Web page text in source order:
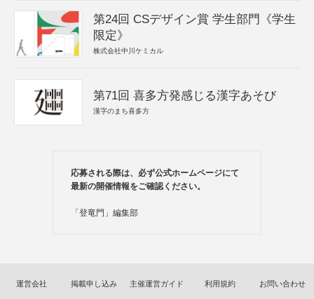
第24回 CSデザイン賞 学生部門《学生
限定》
株式会社中川ケミカル
第71回 喜多方発感じる漢字あそび
漢字のまち喜多方
応募される際は、必ず公式ホームページにて
最新の開催情報をご確認ください。
「登竜門」編集部
運営会社 掲載申し込み 主催運営ガイド 利用規約 お問い合わせ